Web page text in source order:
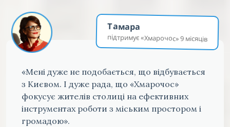
Тамара
підтримує «Хмарочос» 9 місяців
«Мені дуже не подобається, що відбувається
з Києвом. І дуже рада, що «Хмарочос»
фокусує жителів столиці на ефективних
інструментах роботи з міським простором і
громадою».